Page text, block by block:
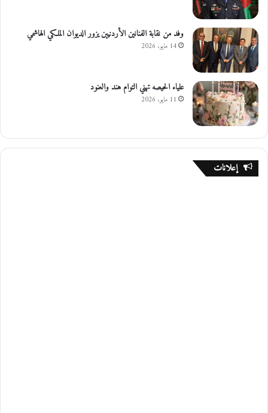
وفد من نقابة الفنانين الأردنيين يزور الديوان الملكي الهاشمي
14 مايو، 2026
علياء الحيصه تهني التوام هند والعنود
11 مايو، 2026
إعلانات